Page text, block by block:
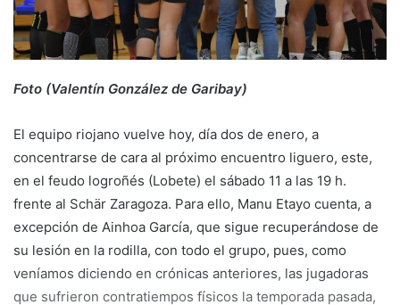
l
Foto (Valentín González de Garibay)
El equipo riojano vuelve hoy, día dos de enero, a
concentrarse de cara al próximo encuentro liguero, este,
en el feudo logroñés (Lobete) el sábado 11 a las 19 h.
frente al Schär Zaragoza. Para ello, Manu Etayo cuenta, a
excepción de Ainhoa García, que sigue recuperándose de
su lesión en la rodilla, con todo el grupo, pues, como
veníamos diciendo en crónicas anteriores, las jugadoras
que sufrieron contratiempos físicos la temporada pasada,